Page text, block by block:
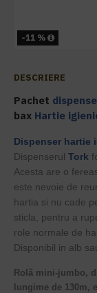
-11 %
DESCRIERE
Pachet
bax Hartie
Dispenser hartie
Dispenserul Tork
Acesta are o
este nevoie de
hartia si nu cade
sticla, pentru a
role normale de
Disponibil in alb
Rolă mini-jumbo,
lungime de 130m,